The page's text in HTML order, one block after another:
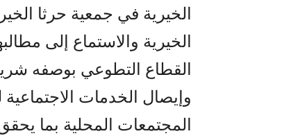
الخيرية في جمعية حرثا
الخيرية والاستماع إلى
القطاع التطوعي بوصفه
وإيصال الخدمات
المجتمعات المحلية بما